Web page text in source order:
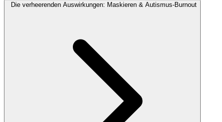
Die verheerenden Auswirkungen: Maskieren & Autismus-Burnout